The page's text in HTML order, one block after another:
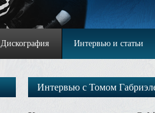
Дискография Интервью и статьи
Интервью с Томом